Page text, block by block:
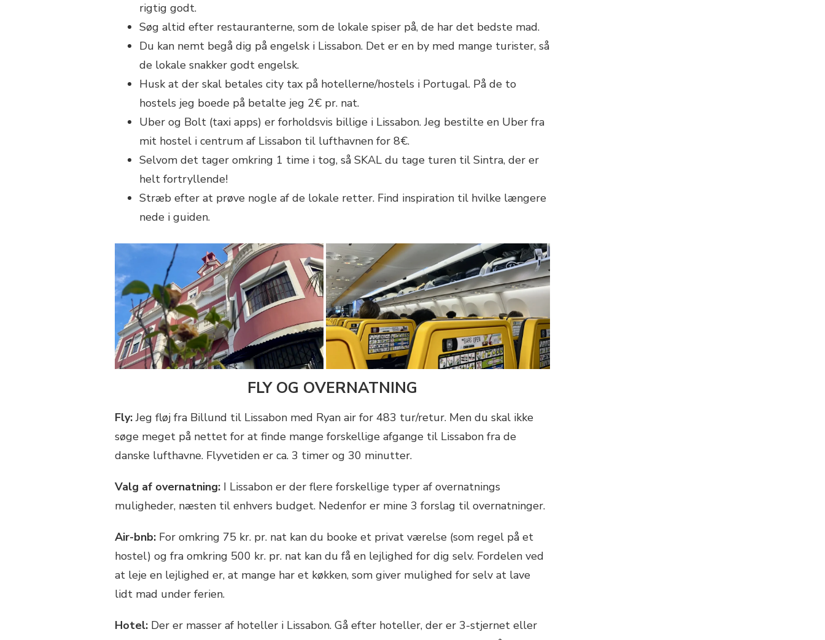
rigtig godt.
Søg altid efter restauranterne, som de lokale spiser på, de har det bedste mad.
Du kan nemt begå dig på engelsk i Lissabon. Det er en by med mange turister, så
de lokale snakker godt engelsk.
Husk at der skal betales city tax på hotellerne/hostels i Portugal. På de to
hostels jeg boede på betalte jeg 2€ pr. nat.
Uber og Bolt (taxi apps) er forholdsvis billige i Lissabon. Jeg bestilte en Uber fra
mit hostel i centrum af Lissabon til lufthavnen for 8€.
Selvom det tager omkring 1 time i tog, så SKAL du tage turen til Sintra, der er
helt fortryllende!
Stræb efter at prøve nogle af de lokale retter. Find inspiration til hvilke længere
nede i guiden.
FLY OG OVERNATNING
Fly:Jeg fløj fra Billund til Lissabon med Ryan air for 483 tur/retur. Men du skal ikke
søge meget på nettet for at finde mange forskellige afgange til Lissabon fra de
danske lufthavne. Flyvetiden er ca. 3 timer og 30 minutter.
Valg af overnatning: I Lissabon er der flere forskellige typer af overnatnings
muligheder, næsten til enhvers budget. Nedenfor er mine 3 forslag til overnatninger.
Air-bnb: For omkring 75 kr. pr. nat kan du booke et privat værelse (som regel på et
hostel) og fra omkring 500 kr. pr. nat kan du få en lejlighed for dig selv. Fordelen ved
at leje en lejlighed er, at mange har et køkken, som giver mulighed for selv at lave
lidt mad under ferien.
Hotel: Der er masser af hoteller i Lissabon. Gå efter hoteller, der er 3-stjernet eller